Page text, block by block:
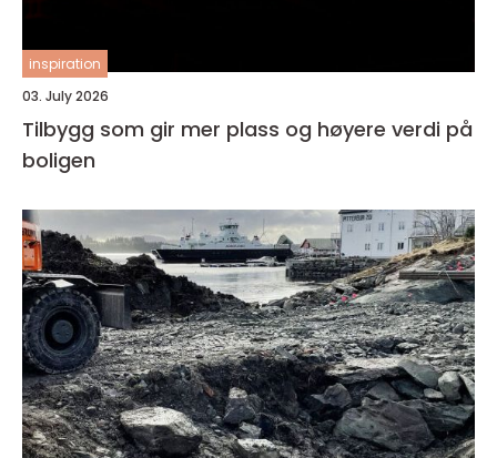
inspiration
03. July 2026
Tilbygg som gir mer plass og høyere verdi på
boligen